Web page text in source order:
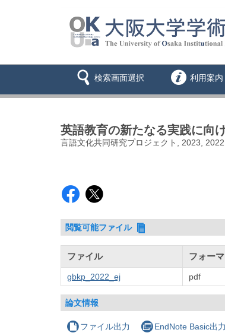
検索画面選択 利用案内
英語教育の新たなる実践に向
言語文化共同研究プロジェクト, 2023, 2022
閲覧可能ファイル
ファイル フォー
gbkp_2022_ej pdf
論文情報
ファイル出力 EndNote Basic出力